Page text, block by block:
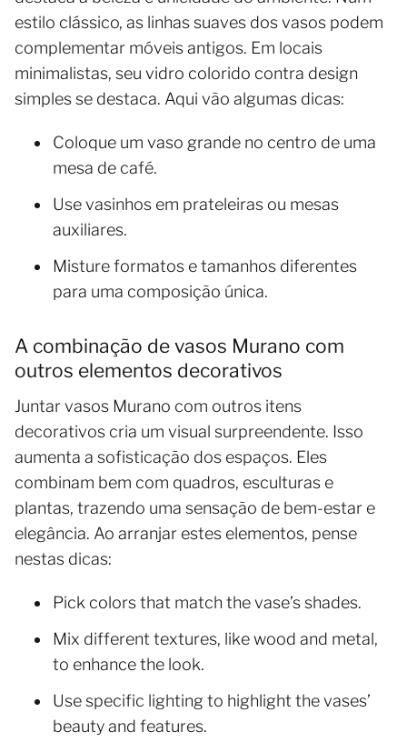
estilo clássico, as linhas suaves dos vasos podem
complementar móveis antigos. Em locais
minimalistas, seu vidro colorido contra design
simples se destaca. Aqui vão algumas dicas:
Coloque um vaso grande no centro de uma
mesa de café.
Use vasinhos em prateleiras ou mesas
auxiliares.
Misture formatos e tamanhos diferentes
para uma composição única.
A combinação de vasos Murano com
outros elementos decorativos
Juntar vasos Murano com outros itens
decorativos cria um visual surpreendente. Isso
aumenta a sofisticação dos espaços. Eles
combinam bem com quadros, esculturas e
plantas, trazendo uma sensação de bem-estar e
elegância. Ao arranjar estes elementos, pense
nestas dicas:
Pick colors that match the vase’s shades.
Mix different textures, like wood and metal,
to enhance the look.
Use specific lighting to highlight the vases’
beauty and features.